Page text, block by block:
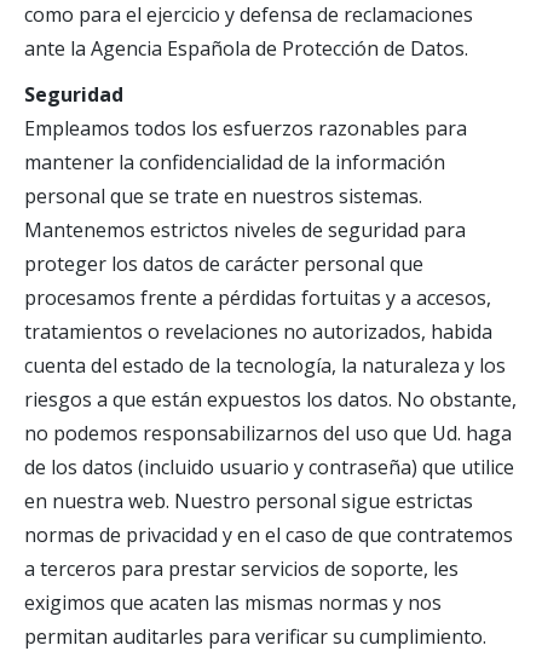
como para el ejercicio y defensa de reclamaciones
ante la Agencia Española de Protección de Datos.
Seguridad
Empleamos todos los esfuerzos razonables para
mantener la confidencialidad de la información
personal que se trate en nuestros sistemas.
Mantenemos estrictos niveles de seguridad para
proteger los datos de carácter personal que
procesamos frente a pérdidas fortuitas y a accesos,
tratamientos o revelaciones no autorizados, habida
cuenta del estado de la tecnología, la naturaleza y los
riesgos a que están expuestos los datos. No obstante,
no podemos responsabilizarnos del uso que Ud. haga
de los datos (incluido usuario y contraseña) que utilice
en nuestra web. Nuestro personal sigue estrictas
normas de privacidad y en el caso de que contratemos
a terceros para prestar servicios de soporte, les
exigimos que acaten las mismas normas y nos
permitan auditarles para verificar su cumplimiento.